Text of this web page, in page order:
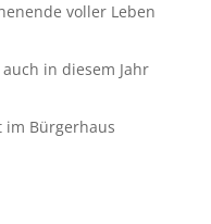
voller Leben
in diesem Jahr
im Bürgerhaus